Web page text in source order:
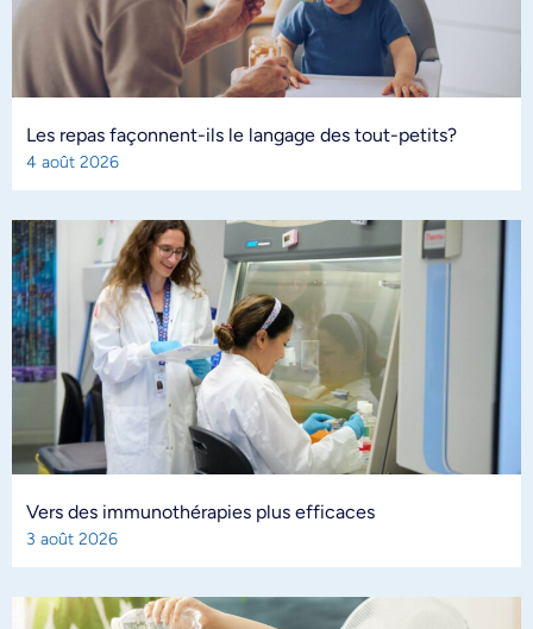
Les repas façonnent-ils le langage des tout-petits?
4 août 2026
Vers des immunothérapies plus efficaces
3 août 2026